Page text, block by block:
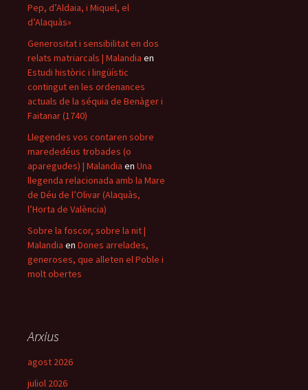
Pep, d’Aldaia, i Miquel, el
d’Alaquàs»
Generositat i sensibilitat en dos
relats matriarcals | Malandia en
Estudi històric i lingüístic
contingut en les ordenances
actuals de la séquia de Benàger i
Faitanar (1740)
Llegendes vos contaren sobre
marededéus trobades (o
aparegudes) | Malandia en Una
llegenda relacionada amb la Mare
de Déu de l’Olivar (Alaquàs,
l’Horta de València)
Sobre la foscor, sobre la nit |
Malandia en Dones arrelades,
generoses, que alleten el Poble i
molt obertes
Arxius
agost 2026
juliol 2026